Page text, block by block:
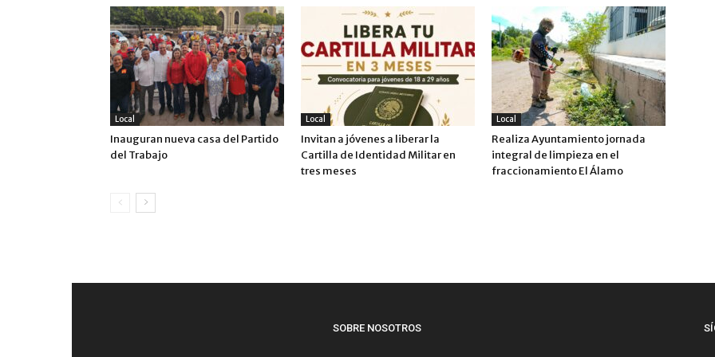
Local
Inauguran nueva casa del Partido
del Trabajo
Local
Invitan a jóvenes a liberar la
Cartilla de Identidad Militar en
tres meses
Local
Realiza Ayuntamiento jornada
integral de limpieza en el
fraccionamiento El Álamo
SOBRE NOSOTROS